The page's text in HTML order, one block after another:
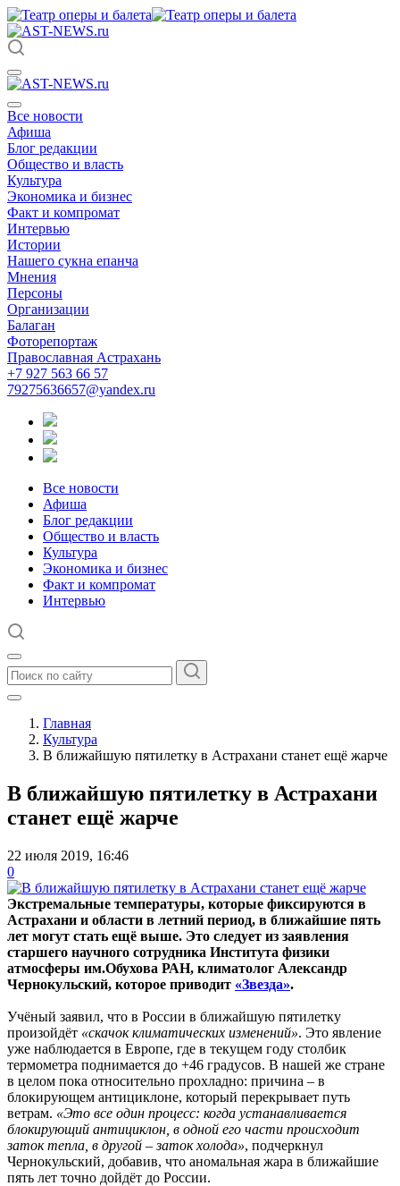
Все новости
Афиша
Блог редакции
Общество и власть
Культура
Экономика и бизнес
Факт и компромат
Интервью
Истории
Нашего сукна епанча
Мнения
Персоны
Организации
Балаган
Фоторепортаж
Православная Астрахань
+7 927 563 66 57
79275636657@yandex.ru
Все новости
Афиша
Блог редакции
Общество и власть
Культура
Экономика и бизнес
Факт и компромат
Интервью
Главная
Культура
В ближайшую пятилетку в Астрахани станет ещё жарче
В ближайшую пятилетку в Астрахани
станет ещё жарче
22 июля 2019, 16:46
0
Экстремальные температуры, которые фиксируются в
Астрахани и области в летний период, в ближайшие пять
лет могут стать ещё выше. Это следует из заявления
старшего научного сотрудника Института физики
атмосферы им.Обухова РАН, климатолог Александр
Чернокульский, которое приводит «Звезда».
Учёный заявил, что в России в ближайшую пятилетку
произойдёт «скачок климатических изменений». Это явление
уже наблюдается в Европе, где в текущем году столбик
термометра поднимается до +46 градусов. В нашей же стране
в целом пока относительно прохладно: причина – в
блокирующем антициклоне, который перекрывает путь
ветрам. «Это все один процесс: когда устанавливается
блокирующий антициклон, в одной его части происходит
заток тепла, в другой – заток холода», подчеркнул
Чернокульский, добавив, что аномальная жара в ближайшие
пять лет точно дойдёт до России.